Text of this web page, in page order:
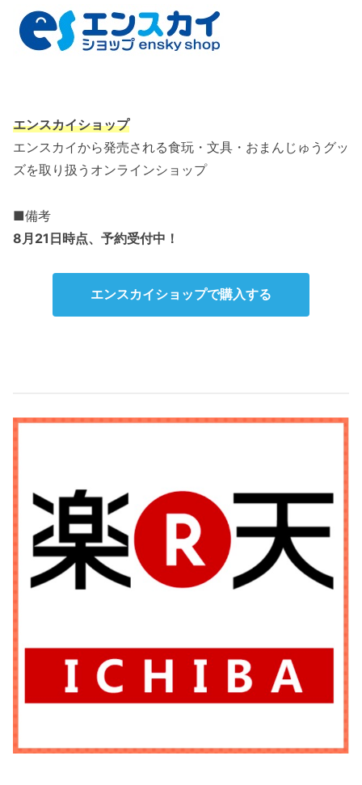
エンスカイショップ
エンスカイから発売される食玩・文具・おまんじゅうグッ
ズを取り扱うオンラインショップ
■備考
8月21日時点、 予約受付中！
エンスカイショップで購入する